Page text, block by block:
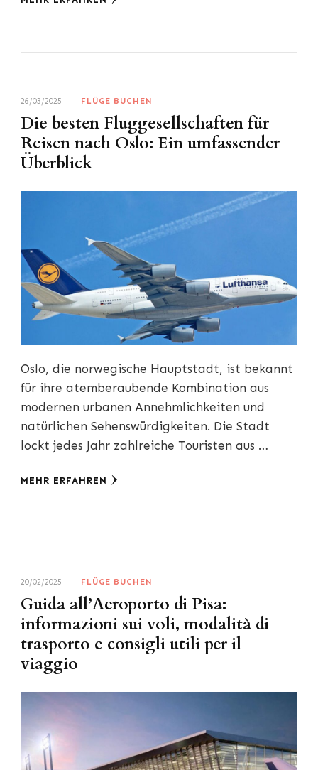
26/03/2025 FLÜGE BUCHEN
Die besten Fluggesellschaften für
Reisen nach Oslo: Ein umfassender
Überblick
Oslo, die norwegische Hauptstadt, ist bekannt
für ihre atemberaubende Kombination aus
modernen urbanen Annehmlichkeiten und
natürlichen Sehenswürdigkeiten. Die Stadt
lockt jedes Jahr zahlreiche Touristen aus …
MEHR ERFAHREN
20/02/2025 FLÜGE BUCHEN
Guida all’Aeroporto di Pisa:
informazioni sui voli, modalità di
trasporto e consigli utili per il
viaggio